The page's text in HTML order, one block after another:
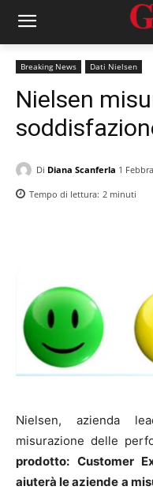
Breaking News Dati Nielsen
Nielsen
Di Diana Scanferla 1
Tempo di lettura: 2 minuti
Nielsen, azienda
misurazione delle
prodotto: Customer
aiuterà le aziende a